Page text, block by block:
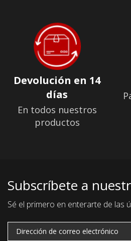
Devolución en 14
días
En todos nuestros
productos
Subscríbete a
Sé el primero en enterarte de las